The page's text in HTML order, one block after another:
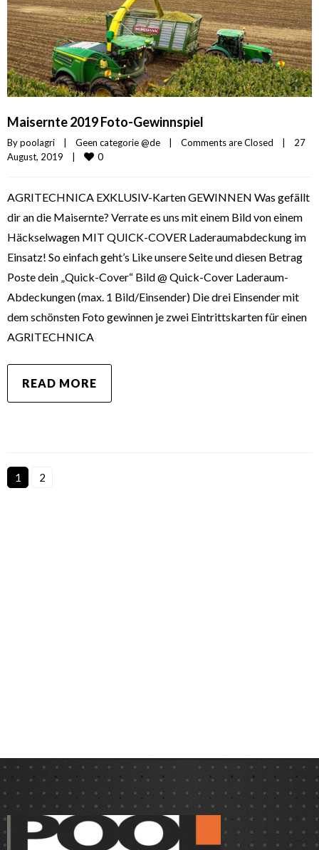
Maisernte 2019 Foto-Gewinnspiel
By poolagri Geen categorie @de Comments are Closed
27
August, 2019
0
AGRITECHNICA EXKLUSIV-Karten GEWINNEN Was gefällt
dir an die Maisernte? Verrate es uns mit einem Bild von einem
Häckselwagen MIT QUICK-COVER Laderaumabdeckung im
Einsatz! So einfach geht’s Like unsere Seite und diesen Betrag
Poste dein „Quick-Cover“ Bild @ Quick-Cover Laderaum-
Abdeckungen (max. 1 Bild/Einsender) Die drei Einsender mit
dem schönsten Foto gewinnen je zwei Eintrittskarten für einen
AGRITECHNICA
READ MORE
1 2